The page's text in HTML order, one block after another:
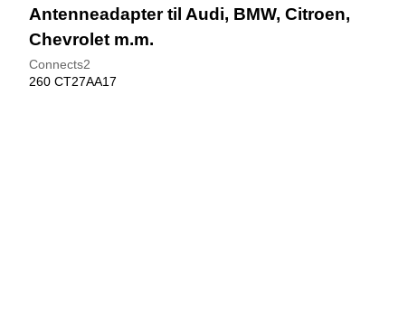
Antenneadapter til Audi, BMW, Citroen,
Chevrolet m.m.
Connects2
260 CT27AA17